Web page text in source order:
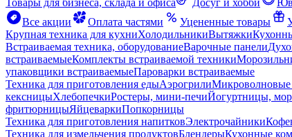
Товары для бизнеса, склада и офиса
Досуг и хобби
Все акции
Оплата частями Уцененные товары
Крупная техника для кухниХолодильникиВытяжки
Встраиваемая техника, оборудованиеВарочные панели
встраиваемыеКомплекты встраиваемой техники
упаковщики встраиваемыеПароварки встраиваемые
Техника для приготовления едыАэрогрилиМикроволновые
кексницыХлебопечкиРостеры, мини-печиЙогуртницы,
фритюрницыЯйцеваркиПопкорницы
Техника для приготовления напитковЭлектрочайники
Техника для измельчения продуктовБлендерыКухонные